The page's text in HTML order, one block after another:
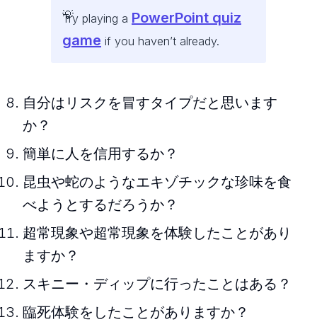
Try playing a PowerPoint quiz
game if you haven’t already.
自分はリスクを冒すタイプだと思います
か？
簡単に人を信用するか？
昆虫や蛇のようなエキゾチックな珍味を食
べようとするだろうか？
超常現象や超常現象を体験したことがあり
ますか？
スキニー・ディップに行ったことはある？
臨死体験をしたことがありますか？